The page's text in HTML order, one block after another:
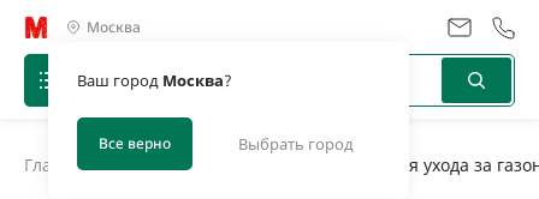
Москва
Ваш город Москва?
Все верно Выбрать город
Главная Специальное удобрение для ухода за